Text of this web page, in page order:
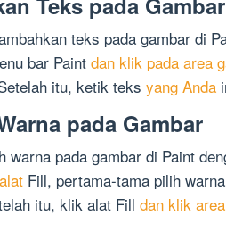
teks pada gambar di
bar Paint dan klik pada area
itu, ketik teks yang Anda
pada Gambar
warna pada gambar di Paint
Fill, pertama-tama pilih
itu, klik alat Fill dan klik